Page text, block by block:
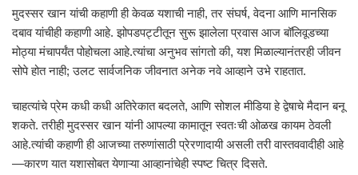
मुदस्सर खान यांची कहाणी ही केवळ यशाची नाही, तर संघर्ष, वेदना आणि मानसिक
दबाव यांचीही कहाणी आहे. झोपडपट्टीतून सुरू झालेला प्रवास आज बॉलिवूडच्या
मोठ्या मंचापर्यंत पोहोचला आहे.त्यांचा अनुभव सांगतो की, यश मिळाल्यानंतरही जीवन
सोपे होत नाही; उलट सार्वजनिक जीवनात अनेक नवे आव्हाने उभे राहतात.
चाहत्यांचे प्रेम कधी कधी अतिरेकात बदलते, आणि सोशल मीडिया हे द्वेषाचे मैदान बनू
शकते. तरीही मुदस्सर खान यांनी आपल्या कामातून स्वतःची ओळख कायम ठेवली
आहे.त्यांची कहाणी ही आजच्या तरुणांसाठी प्रेरणादायी असली तरी वास्तववादीही आहे
—कारण यात यशासोबत येणाऱ्या आव्हानांचेही स्पष्ट चित्र दिसते.